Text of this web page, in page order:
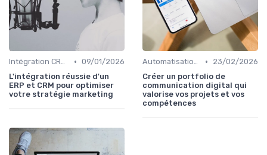
Intégration CRM et Marketing • 09/01/2026
L'intégration réussie d'un
ERP et CRM pour optimiser
votre stratégie marketing
Automatisation du Marketing •
23/02/2026
Créer un portfolio de
communication digital qui
valorise vos projets et vos
compétences